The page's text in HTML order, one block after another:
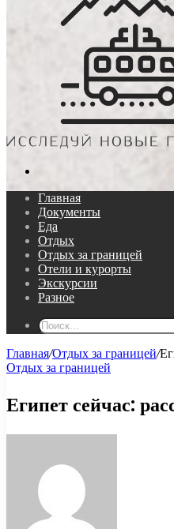
Главная
Документы
Еда
Отдых
Отдых за границей
Отели и курорты
Экскурсии
Разное
Главная/Отдых за границей/
Отдых за границей
Египет сейчас: